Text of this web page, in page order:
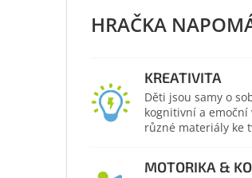
KREATIVITA
Děti jsou samy o
kognitivní a
různé materiály ke
MOTORIKA &